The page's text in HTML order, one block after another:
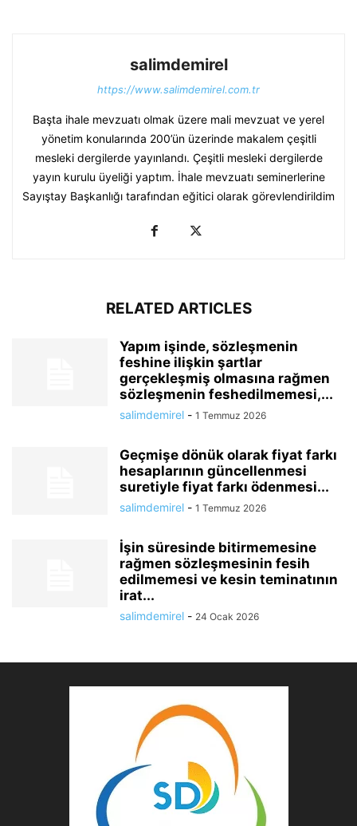
salimdemirel
https://www.salimdemirel.com.tr
Başta ihale mevzuatı olmak üzere mali mevzuat ve yerel
yönetim konularında 200’ün üzerinde makalem çeşitli
mesleki dergilerde yayınlandı. Çeşitli mesleki dergilerde
yayın kurulu üyeliği yaptım. İhale mevzuatı seminerlerine
Sayıştay Başkanlığı tarafından eğitici olarak görevlendirildim
RELATED ARTICLES
Yapım işinde, sözleşmenin
feshine ilişkin şartlar
gerçekleşmiş olmasına rağmen
sözleşmenin feshedilmemesi,...
salimdemirel - 1 Temmuz 2026
Geçmişe dönük olarak fiyat farkı
hesaplarının güncellenmesi
suretiyle fiyat farkı ödenmesi...
salimdemirel - 1 Temmuz 2026
İşin süresinde bitirmemesine
rağmen sözleşmesinin fesih
edilmemesi ve kesin teminatının
irat...
salimdemirel - 24 Ocak 2026